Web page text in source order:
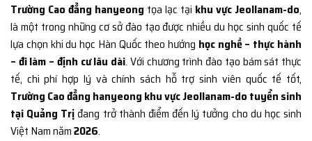
Trường Cao đẳng hanyeong tọa lạc tại khu vực Jeollanam-do,
là một trong những cơ sở đào tạo được nhiều du học sinh quốc tế
lựa chọn khi du học Hàn Quốc theo hướng học nghề – thực hành
– đi làm – định cư lâu dài. Với chương trình đào tạo bám sát thực
tế, chi phí hợp lý và chính sách hỗ trợ sinh viên quốc tế tốt,
Trường Cao đẳng hanyeong khu vực Jeollanam-do tuyển sinh
tại Quảng Trịđang trở thành điểm đến lý tưởng cho du học sinh
Việt Nam năm2026.